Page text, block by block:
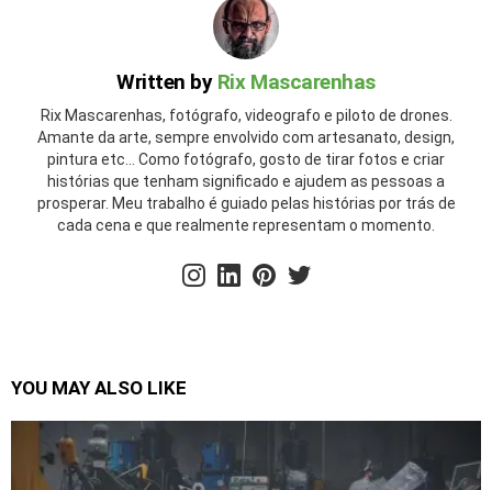
Written by Rix Mascarenhas
Rix Mascarenhas, fotógrafo, videografo e piloto de drones.
Amante da arte, sempre envolvido com artesanato, design,
pintura etc... Como fotógrafo, gosto de tirar fotos e criar
histórias que tenham significado e ajudem as pessoas a
prosperar. Meu trabalho é guiado pelas histórias por trás de
cada cena e que realmente representam o momento.
instagram
linkedin
YOU MAY ALSO LIKE